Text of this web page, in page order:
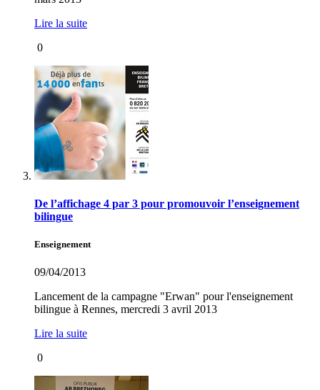
Lire la suite
0
De l’affichage 4 par 3 pour promouvoir l’enseignement
bilingue
Enseignement
09/04/2013
Lancement de la campagne "Erwan" pour l'enseignement
bilingue à Rennes, mercredi 3 avril 2013
Lire la suite
0